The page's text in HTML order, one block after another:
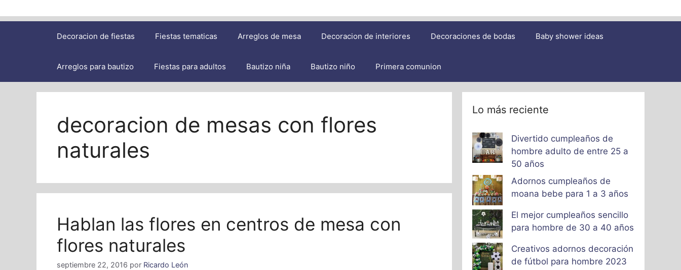
Decoracion de fiestas Fiestas tematicas Arreglos de mesa Decoracion de interiores Decoraciones de bodas Baby shower ideas
Arreglos para bautizo Fiestas para adultos Bautizo niña Bautizo niño Primera comunion
decoracion de mesas con flores
naturales
Hablan las flores en centros de mesa con
flores naturales
septiembre 22, 2016 por Ricardo León
Lo más reciente
Divertido cumpleaños de
hombre adulto de entre 25 a
50 años
Adornos cumpleaños de
moana bebe para 1 a 3 años
El mejor cumpleaños sencillo
para hombre de 30 a 40 años
Creativos adornos decoración
de fútbol para hombre 2023